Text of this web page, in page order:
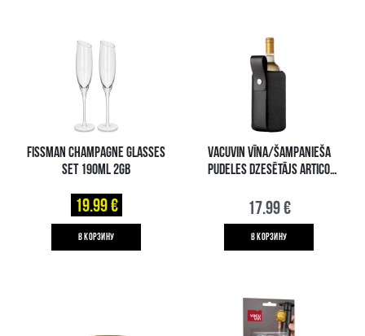
FISSMAN CHAMPAGNE GLASSES
SET 190ML 2GB
19.99 €
B КОРЗИНУ
VACUVIN VĪNA/ŠAMPANIEŠA
PUDELES DZESĒTĀJS ARTICO
17.99 €
B КОРЗИНУ